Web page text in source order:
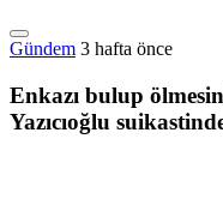
Gündem 3 hafta önce
Enkazı bulup
Yazıcıoğlu